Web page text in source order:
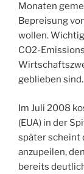
Monaten
Bepreisung
wollen.
CO2-
geblieben sind.
Im Juli 2008
(EUA) in der
später scheint
anzupeilen,
bereits